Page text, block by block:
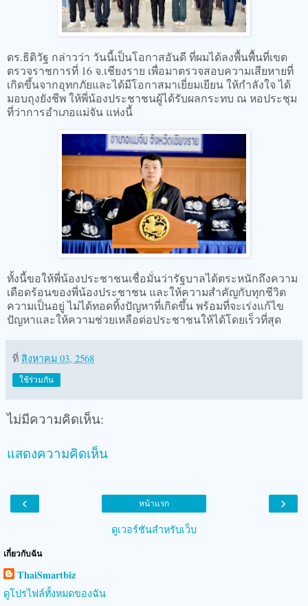
ดร.ธิติวัฐ กล่าวว่า วันนี้เป็นโอกาสอันดี ที่ผมได้ลงพื้นพื้นที่เขต
ตรวจราชการที่ 16 จ.เชียงราย เพื่อมาตรวจสอบความเสียหายที่
เกิดขึ้นจากอุทกภัยและได้มีโอกาสมาเยี่ยมเยียน ให้กำลังใจ ได้
มอบถุงยังชีพ ให้พี่น้องประชาชนผู้ได้รับผลกระทบ ณ หอประชุม
ที่ว่าการอำเภอแม่จัน แห่งนี้
ทั้งนี้ขอให้พี่น้องประชาชนเชื่อมั่นว่ารัฐบาลได้ตระหนักถึงความ
เดือดร้อนของพี่น้องประชาชน และให้ความสำคัญกับทุกชีวิต
ความเป็นอยู่ ไม่ได้ทอดทิ้งปัญหาที่เกิดขึ้น พร้อมที่จะเร่งแก้ไข
ปัญหาและให้ความช่วยเหลือต่อประชาชนให้ได้โดยเร็วที่สุด
ที่ สิงหาคม 03, 2568
ใช้ร่วมกัน
ไม่มีความคิดเห็น:
แสดงความคิดเห็น
‹ ›
หน้าแรก
ดูเวอร์ชันสำหรับเว็บ
เกี่ยวกับฉัน
ThaiSmartbiz
ดูโปรไฟล์ทั้งหมดของฉัน